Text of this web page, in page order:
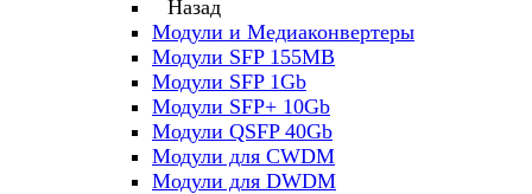
Назад
Модули и Медиаконвертеры
Модули SFP 155MB
Модули SFP 1Gb
Модули SFP+ 10Gb
Модули QSFP 40Gb
Модули для CWDM
Модули для DWDM